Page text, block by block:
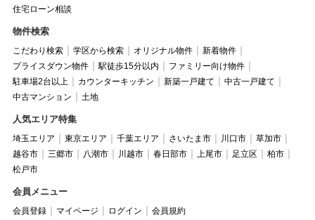
住宅ローン相談
物件検索
こだわり検索 学区から検索 オリジナル物件
新着物件
プライスダウン物件
駅徒歩15分以内
ファミリー向け物件
駐車場2台以上
カウンターキッチン 新築一戸建て
中古一戸建て
中古マンション
土地
人気エリア特集
埼玉エリア 東京エリア 千葉エリア さいたま市 川口市
草加市
越谷市
三郷市 八潮市 川越市 春日部市 上尾市 足立区
柏市
松戸市
会員メニュー
会員登録 マイページ ログイン 会員規約